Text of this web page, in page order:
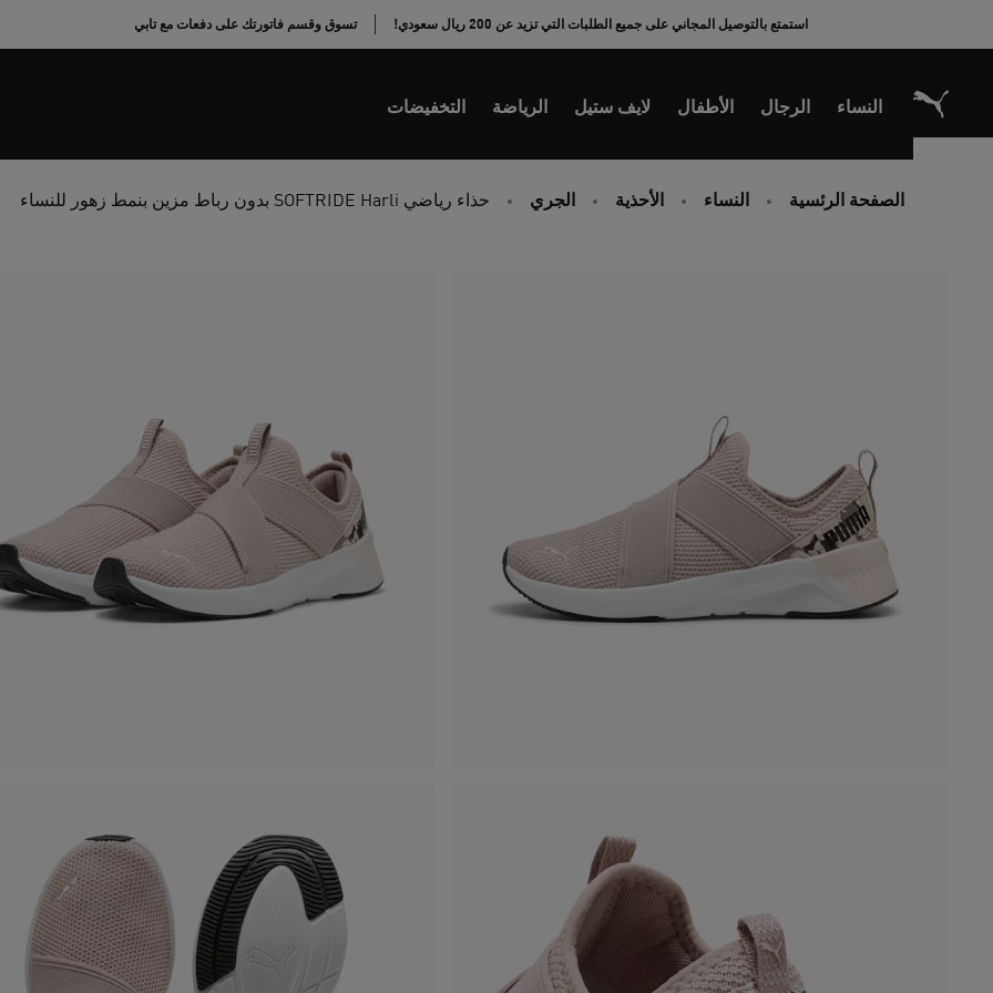
استمتع بالتوصيل المجاني على جميع الطلبات التي تزيد عن 200 ريال سعودي! تسوق وقسم فاتورتك على دفعات مع تابي
النساء الرجال الأطفال لايف ستيل الرياضة التخفيضات
الصفحة الرئسية النساء الأحذية الجري حذاء رياضي SOFTRIDE Harli بدون رباط مزين بنمط زهور للنساء